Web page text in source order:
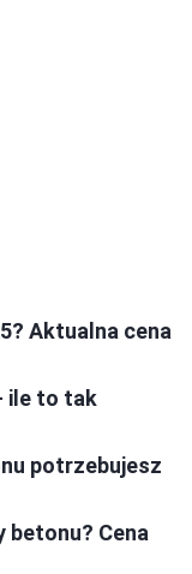
Aktualna cena
ile to tak
potrzebujesz
Cena